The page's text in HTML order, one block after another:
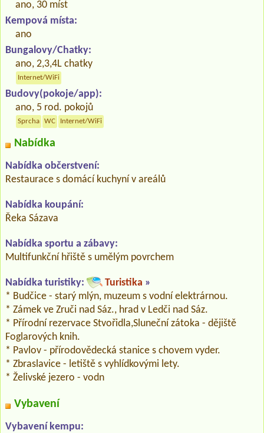
ano, 30 míst
Kempová místa:
ano
Bungalovy/Chatky:
ano, 2,3,4L chatky
Internet/WiFi
Budovy(pokoje/app):
ano, 5 rod. pokojů
Sprcha WC Internet/WiFi
Nabídka
Nabídka občerstvení:
Restaurace s domácí kuchyní v areálů
Nabídka koupání:
Řeka Sázava
Nabídka sportu a zábavy:
Multifunkční hřiště s umělým povrchem
Nabídka turistiky: Turistika »
* Budčice - starý mlýn, muzeum s vodní elektrárnou.
* Zámek ve Zruči nad Sáz., hrad v Ledči nad Sáz.
* Přírodní rezervace Stvořidla,Sluneční zátoka - dějiště
Foglarových knih.
* Pavlov - přírodovědecká stanice s chovem vyder.
* Zbraslavice - letiště s vyhlídkovými lety.
* Želivské jezero - vodn
Vybavení
Vybavení kempu: